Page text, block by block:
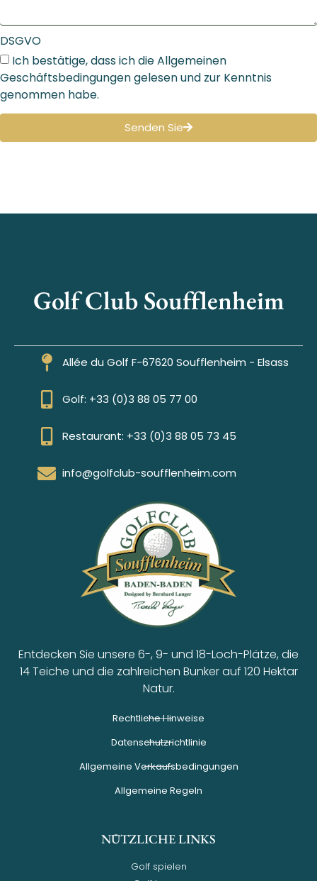
DSGVO
Ich bestätige, dass ich die Allgemeinen
Geschäftsbedingungen gelesen und zur Kenntnis
genommen habe.
Senden Sie
Golf Club Soufflenheim
Allée du Golf F-67620 Soufflenheim - Elsass
Golf: +33 (0)3 88 05 77 00
Restaurant: +33 (0)3 88 05 73 45
info@golfclub-soufflenheim.com
Entdecken Sie unsere 6-, 9- und 18-Loch-Plätze, die
14 Teiche und die zahlreichen Bunker auf 120 Hektar
Natur.
Rechtliche Hinweise
Datenschutzrichtlinie
Allgemeine Verkaufsbedingungen
Allgemeine Regeln
NÜTZLICHE LINKS
Golf spielen